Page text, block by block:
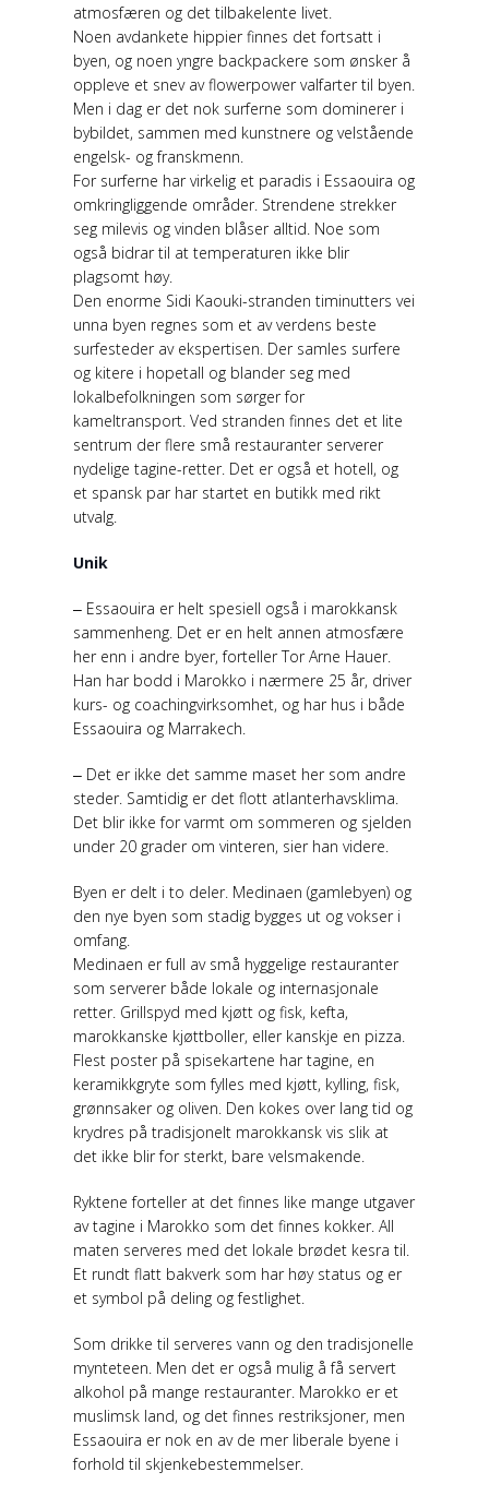
atmosfæren og det tilbakelente livet.
Noen avdankete hippier finnes det fortsatt i
byen, og noen yngre backpackere som ønsker å
oppleve et snev av flowerpower valfarter til byen.
Men i dag er det nok surferne som dominerer i
bybildet, sammen med kunstnere og velstående
engelsk- og franskmenn.
For surferne har virkelig et paradis i Essaouira og
omkringliggende områder. Strendene strekker
seg milevis og vinden blåser alltid. Noe som
også bidrar til at temperaturen ikke blir
plagsomt høy.
Den enorme Sidi Kaouki-stranden timinutters vei
unna byen regnes som et av verdens beste
surfesteder av ekspertisen. Der samles surfere
og kitere i hopetall og blander seg med
lokalbefolkningen som sørger for
kameltransport. Ved stranden finnes det et lite
sentrum der flere små restauranter serverer
nydelige tagine-retter. Det er også et hotell, og
et spansk par har startet en butikk med rikt
utvalg.
Unik
‒ Essaouira er helt spesiell også i marokkansk
sammenheng. Det er en helt annen atmosfære
her enn i andre byer, forteller Tor Arne Hauer.
Han har bodd i Marokko i nærmere 25 år, driver
kurs- og coachingvirksomhet, og har hus i både
Essaouira og Marrakech.
‒ Det er ikke det samme maset her som andre
steder. Samtidig er det flott atlanterhavsklima.
Det blir ikke for varmt om sommeren og sjelden
under 20 grader om vinteren, sier han videre.
Byen er delt i to deler. Medinaen (gamlebyen) og
den nye byen som stadig bygges ut og vokser i
omfang.
Medinaen er full av små hyggelige restauranter
som serverer både lokale og internasjonale
retter. Grillspyd med kjøtt og fisk, kefta,
marokkanske kjøttboller, eller kanskje en pizza.
Flest poster på spisekartene har tagine, en
keramikkgryte som fylles med kjøtt, kylling, fisk,
grønnsaker og oliven. Den kokes over lang tid og
krydres på tradisjonelt marokkansk vis slik at
det ikke blir for sterkt, bare velsmakende.
Ryktene forteller at det finnes like mange utgaver
av tagine i Marokko som det finnes kokker. All
maten serveres med det lokale brødet kesra til.
Et rundt flatt bakverk som har høy status og er
et symbol på deling og festlighet.
Som drikke til serveres vann og den tradisjonelle
mynteteen. Men det er også mulig å få servert
alkohol på mange restauranter. Marokko er et
muslimsk land, og det finnes restriksjoner, men
Essaouira er nok en av de mer liberale byene i
forhold til skjenkebestemmelser.